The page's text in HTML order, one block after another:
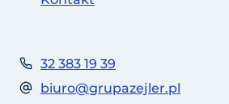
32 383 19 39
biuro@grupazejler.pl